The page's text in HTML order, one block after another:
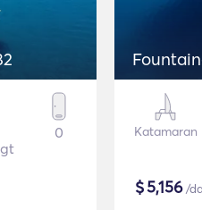
0 Katamaran
$5,156/